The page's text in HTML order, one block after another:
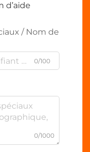
d’aide
/ Nom de
0/100
0/1000